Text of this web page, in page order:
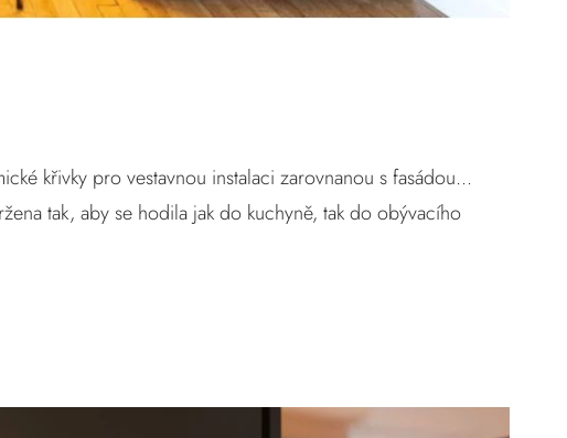
křivky pro vestavnou instalaci zarovnanou s fasádou...
tak, aby se hodila jak do kuchyně, tak do obývacího